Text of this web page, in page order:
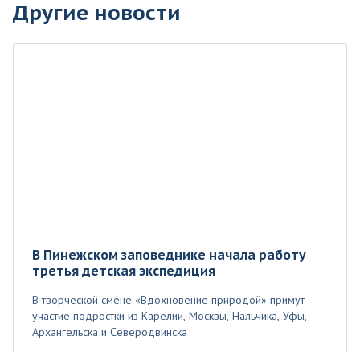
Другие новости
В Пинежском заповеднике начала работу
третья детская экспедиция
В творческой смене «Вдохновение природой» примут
участие подростки из Карелии, Москвы, Нальчика, Уфы,
Архангельска и Северодвинска